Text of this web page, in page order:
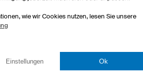
Esporttrikots
wie wir Cookies nutzen, lesen Sie unsere
Einstellungen Ok